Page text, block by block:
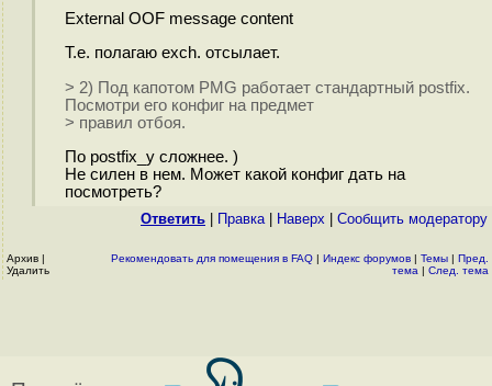
External OOF message content
Т.е. полагаю exch. отсылает.
> 2) Под капотом PMG работает стандартный postfix.
Посмотри его конфиг на предмет
> правил отбоя.
По postfix_у сложнее. )
Не силен в нем. Может какой конфиг дать на
посмотреть?
Ответить Правка| Наверх Cообщить модератору
Архив |
Удалить
Рекомендовать для помещения в FAQ | Индекс форумов | Темы | Пред.
тема | След. тема